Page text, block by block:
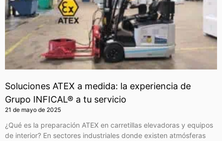
Soluciones ATEX a medida: la experiencia de
Grupo INFICAL® a tu servicio
21 de mayo de 2025
¿Qué es la preparación ATEX en carretillas elevadoras y equipos
de interior? En sectores industriales donde existen atmósferas